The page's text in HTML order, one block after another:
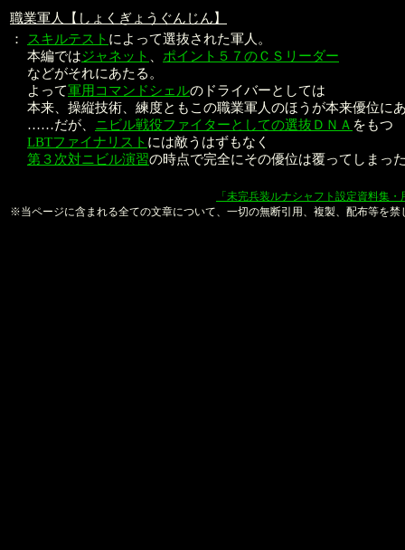
職業軍人【しょくぎょうぐんじん】
：
スキルテスト によって選抜された軍人。
本編ではジャネット
ポイント５７のＣＳリーダー
などがそれにあたる。
よって軍用コマンドシェルのドライバーとしては
本来、操縦技術、練度ともこの職業軍人のほうが本来優位に
……だが、 ニビル戦役ファイターとしての選抜ＤＮＡ をもつ
LBTファイナリスト には敵うはずもなく
第３次対ニビル演習の時点で完全にその優位は覆ってしまっ
「未完兵装ルナシャフト設定資料集・
※当ページに含まれる全ての文章について、一切の無断引用、複製、配布等を禁